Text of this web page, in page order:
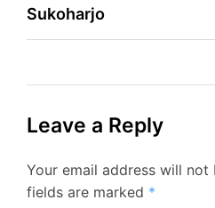
Sukoharjo
Leave a Reply
Your email address will not
fields are marked *